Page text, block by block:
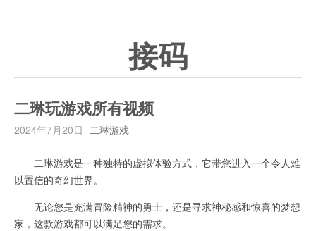
接码
二琳玩游戏所有视频
2024年7月20日 二琳游戏
二琳游戏是一种独特的虚拟体验方式，它带您进入一个令人难
以置信的奇幻世界。
无论您是充满冒险精神的勇士，还是寻求神秘感和惊喜的梦想
家，这款游戏都可以满足您的需求。